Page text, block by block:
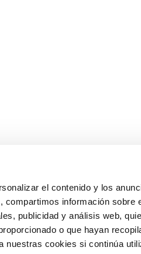
el contenido y los
información sobre
publicidad y análisis web,
o que hayan
cookies si continúa